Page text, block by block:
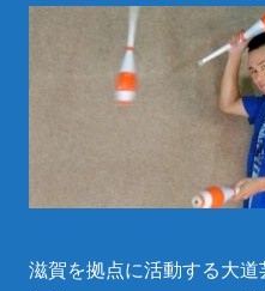
滋賀を拠点に活動する大道